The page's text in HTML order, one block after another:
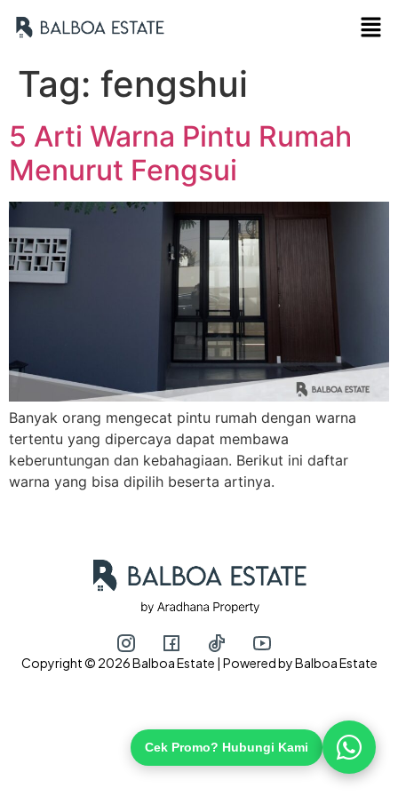
Tag: fengshui
5 Arti Warna Pintu Rumah
Menurut Fengsui
Banyak orang mengecat pintu rumah dengan warna
tertentu yang dipercaya dapat membawa
keberuntungan dan kebahagiaan. Berikut ini daftar
warna yang bisa dipilih beserta artinya.
Copyright © 2026 Balboa Estate | Powered by Balboa Estate
Cek Promo? Hubungi Kami
Hubungi via WhatsApp